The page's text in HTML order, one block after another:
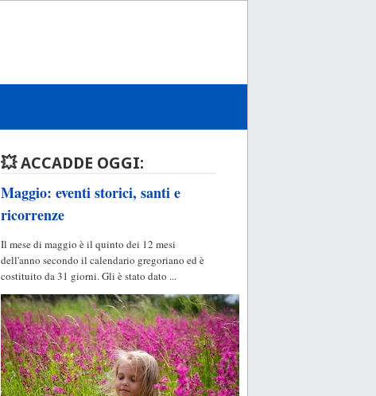
💥 ACCADDE OGGI:
Maggio: eventi storici, santi e
ricorrenze
Il mese di maggio è il quinto dei 12 mesi
dell'anno secondo il calendario gregoriano ed è
costituito da 31 giorni. Gli è stato dato ...